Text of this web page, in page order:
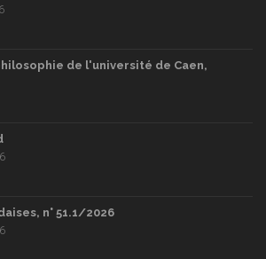
de l'université de Caen,
n° 51.1/2026